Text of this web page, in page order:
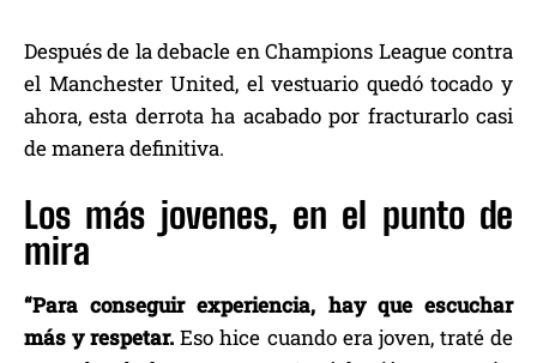
Después de la debacle en Champions League contra
el Manchester United, el vestuario quedó tocado y
ahora, esta derrota ha acabado por fracturarlo casi
de manera definitiva.
Los más jovenes, en el punto de
mira
“Para conseguir experiencia, hay que escuchar
más y respetar. Eso hice cuando era joven, traté de